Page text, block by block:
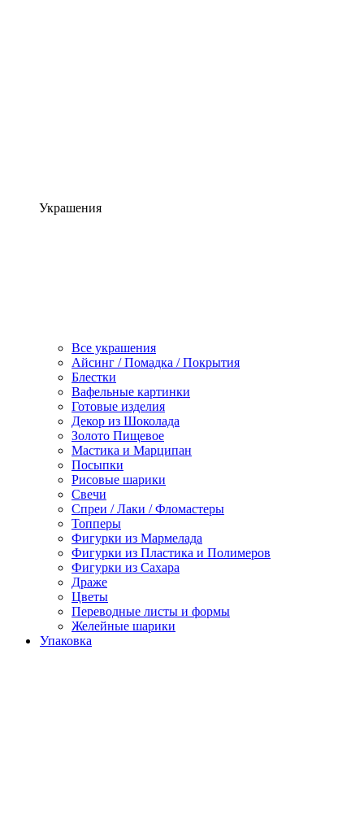
Украшения
Все украшения
Айсинг / Помадка / Покрытия
Блестки
Вафельные картинки
Готовые изделия
Декор из Шоколада
Золото Пищевое
Мастика и Марципан
Посыпки
Рисовые шарики
Свечи
Спреи / Лаки / Фломастеры
Топперы
Фигурки из Мармелада
Фигурки из Пластика и Полимеров
Фигурки из Сахара
Драже
Цветы
Переводные листы и формы
Желейные шарики
Упаковка